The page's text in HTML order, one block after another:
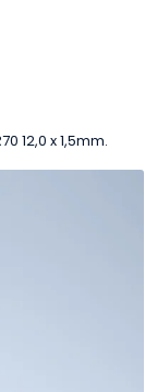
12,0 x 1,5mm.